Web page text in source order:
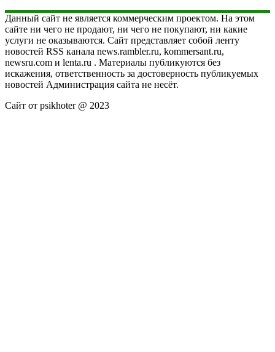
Данный сайт не является коммерческим проектом. На этом
сайте ни чего не продают, ни чего не покупают, ни какие
услуги не оказываются. Сайт представляет собой ленту
новостей RSS канала news.rambler.ru, kommersant.ru,
newsru.com и lenta.ru . Материалы публикуются без
искажения, ответственность за достоверность публикуемых
новостей Администрация сайта не несёт.
Сайт от psikhoter @ 2023